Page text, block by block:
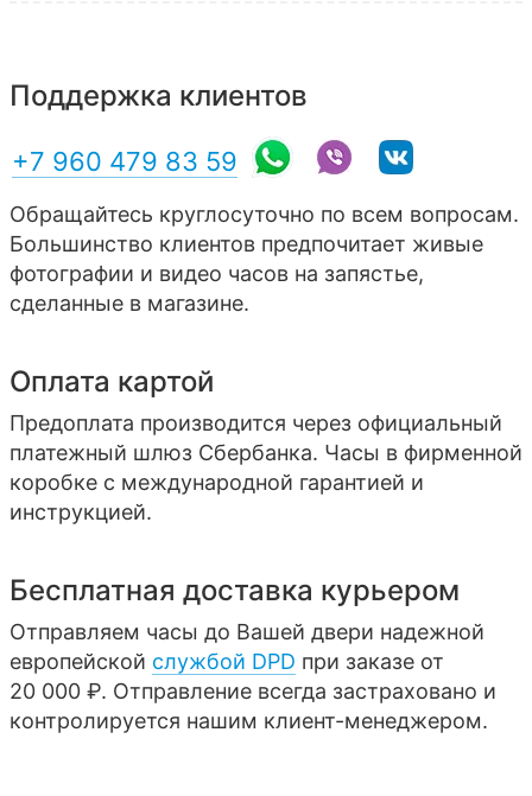
Поддержка клиентов
+7 960 479 83 59
Обращайтесь круглосуточно по всем вопросам.
Большинство клиентов предпочитает живые
фотографии и видео часов на запястье,
сделанные в магазине.
Оплата картой
Предоплата производится через официальный
платежный шлюз Сбербанка. Часы в фирменной
коробке с международной гарантией и
инструкцией.
Бесплатная доставка курьером
Отправляем часы до Вашей двери надежной
европейской службой DPD при заказе от
20 000 ₽. Отправление всегда застраховано и
контролируется нашим клиент-менеджером.